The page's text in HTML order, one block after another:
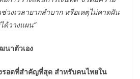
วงเวลายากลําบาก หรือเหตุไม่คาดฝัน
ด้วางแผน”
นาตัวเอง
อดที่สำคัญที่สุด สำหรับคนไทยใน